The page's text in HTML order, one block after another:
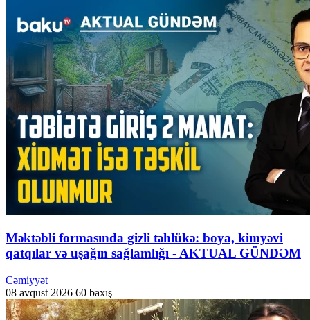
Məktəbli formasında gizli təhlükə: boya, kimyəvi
qatqılar və uşağın sağlamlığı - AKTUAL GÜNDƏM
Cəmiyyət
08 avqust 2026 60 baxış